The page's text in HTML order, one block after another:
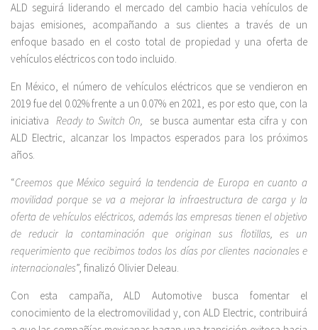
ALD seguirá liderando el mercado del cambio hacia vehículos de
bajas emisiones, acompañando a sus clientes a través de un
enfoque basado en el costo total de propiedad y una oferta de
vehículos eléctricos con todo incluido.
En México, el número de vehículos eléctricos que se vendieron en
2019 fue del 0.02% frente a un 0.07% en 2021, es por esto que, con la
iniciativa Ready to Switch On,
se busca aumentar esta cifra y con
ALD Electric, alcanzar los Impactos esperados para los próximos
años.
“Creemos que México seguirá la tendencia de Europa en cuanto a
movilidad porque se va a mejorar la infraestructura de carga y la
oferta de vehículos eléctricos, además las empresas tienen el objetivo
de reducir la contaminación que originan sus flotillas, es un
requerimiento que recibimos todos los días por clientes nacionales e
internacionales”, finalizó Olivier Deleau.
Con esta campaña, ALD Automotive busca fomentar el
conocimiento de la electromovilidad y, con ALD Electric, contribuirá